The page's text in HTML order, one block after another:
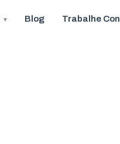
Blog Trabalhe